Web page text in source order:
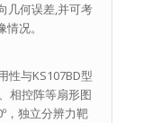
几何误差,并可考
况。
性与KS107BD型
相控阵等扇形图
，独立分辨力靶